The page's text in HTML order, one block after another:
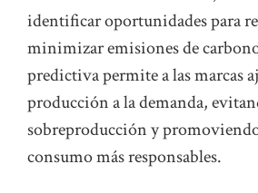
identificar oportunidades para
minimizar emisiones de
predictiva permite a las marcas
producción a la demanda,
sobreproducción y
consumo más responsables.